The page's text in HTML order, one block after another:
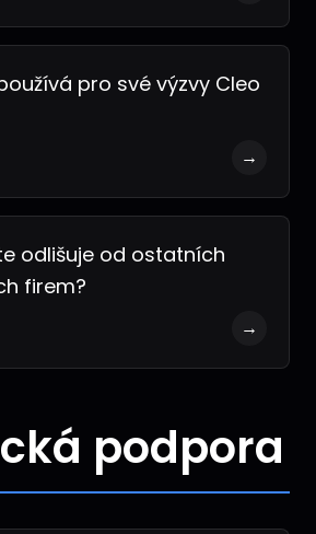
pro své výzvy Cleo
→
odlišuje od ostatních
firem?
→
podpora